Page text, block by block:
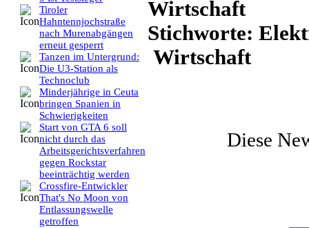
Tiroler
Hahntennjochstraße
nach Murenabgängen
erneut gesperrt
Tanzen im Untergrund:
Die U3-Station als
Technoclub
Minderjährige in Ceuta
bringen Spanien in
Schwierigkeiten
Start von GTA 6 soll
nicht durch das
Arbeitsgerichtsverfahren
gegen Rockstar
beeinträchtig werden
Crossfire-Entwickler
That's No Moon von
Entlassungswelle
getroffen
Wirtschaft
Stichworte:
Wirtschaft
Diese